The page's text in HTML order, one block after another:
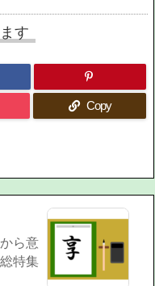
す
Copy
ら意
特集